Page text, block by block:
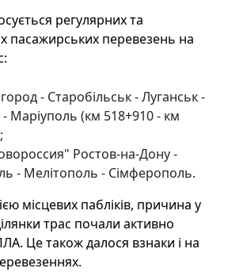
регулярних та
пасажирських перевезень на
- Старобільськ - Луганськ -
Маріуполь (км 518+910 - км
Ростов-на-Дону -
- Мелітополь - Сімферополь.
місцевих пабліків, причина у
трас почали активно
Це також далося взнаки і на